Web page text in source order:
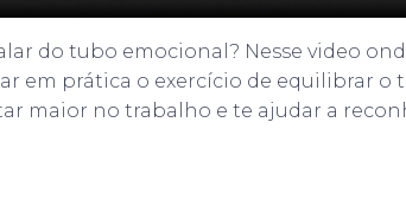
do tubo emocional? Nesse video
em prática o exercício de equilibrar o
maior no trabalho e te ajudar a